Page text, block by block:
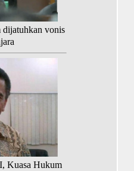
dijatuhkan vonis
Kuasa Hukum